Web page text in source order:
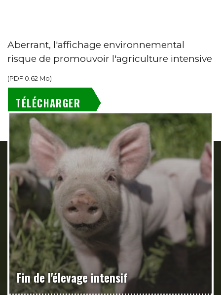
Aberrant, l'affichage environnemental
risque de promouvoir l'agriculture intensive
(PDF 0.62 Mo)
TÉLÉCHARGER
Fin de l'élevage intensif